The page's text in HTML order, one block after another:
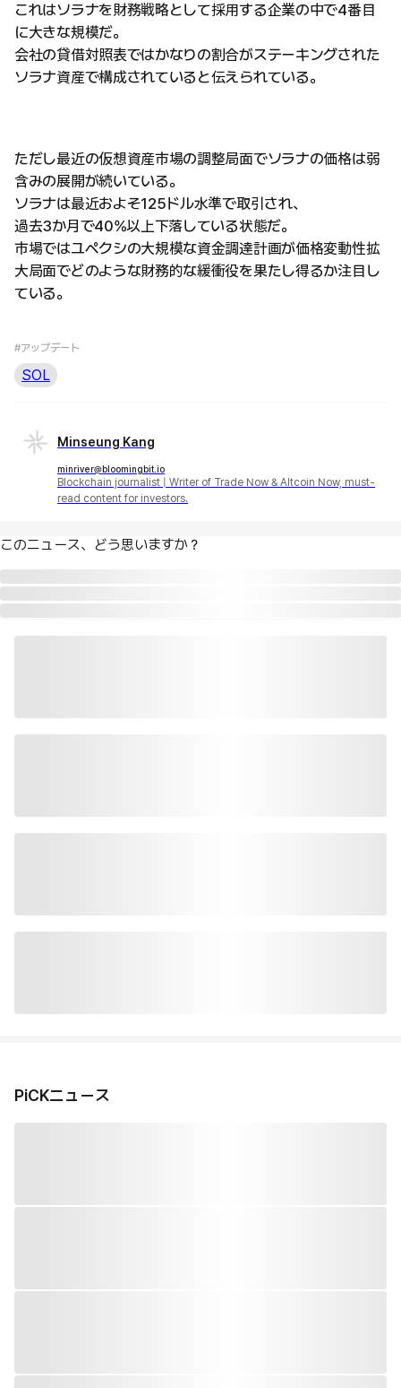
これはソラナを財務戦略として採用する企業の中で4番目
に大きな規模だ。
会社の貸借対照表ではかなりの割合がステーキングされた
ソラナ資産で構成されていると伝えられている。
ただし最近の仮想資産市場の調整局面でソラナの価格は弱
含みの展開が続いている。
ソラナは最近およそ125ドル水準で取引され、
過去3か月で40%以上下落している状態だ。
市場ではユペクシの大規模な資金調達計画が価格変動性拡
大局面でどのような財務的な緩衝役を果たし得るか注目し
ている。
#アップデート
SOL
Minseung Kang
minriver@bloomingbit.io
Blockchain journalist | Writer of Trade Now & Altcoin Now, must-
read content for investors.
このニュース、どう思いますか？
PiCKニュース